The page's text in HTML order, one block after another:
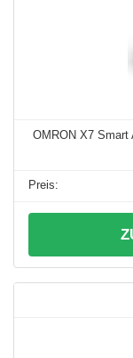
OMRON X7 Smart